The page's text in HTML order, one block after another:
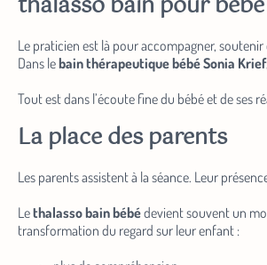
Le praticien est là pour accompagner, soutenir
Dans le bain thérapeutique bébé Sonia Krief
Tout est dans l’écoute fine du bébé et de ses
La place des parents
Les parents assistent à la séance. Leur
Lethalasso bain bébé devient souvent un
transformation du regard sur leur enfant :
plus de compréhension
plus de douceur